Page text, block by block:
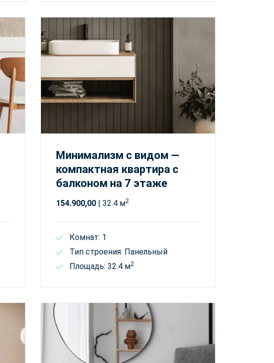
Минимализм с видом —
компактная квартира с
балконом на 7 этаже
154.900,00 | 32.4 м2
Комнат: 1
Тип строения: Панельный
Площадь: 32.4 м2